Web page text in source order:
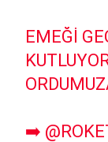
EMEĞI
➡️